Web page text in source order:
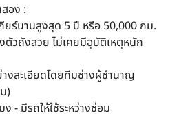
อง :
ยร์นานสูงสุด 5 ปี หรือ 50,000 กม.
งตัวถังสวย ไม่เคยมีอุบัติเหตุหนัก
งละเอียดโดยทีมช่างผู้ชำนาญ
)
- มีรถให้ใช้ระหว่างซ่อม